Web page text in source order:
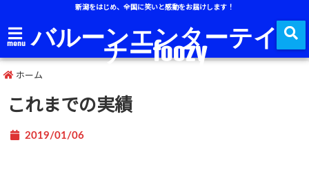
新潟をはじめ、全国に笑いと感動をお届けします！
menu バルーンエンターテイ
ナーfoozy
ホーム
これまでの実績
2019/01/06